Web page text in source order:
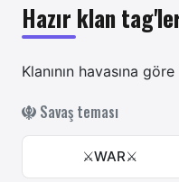
Hazır klan
Klanının havasına
Savaş teması
⚔WAR⚔